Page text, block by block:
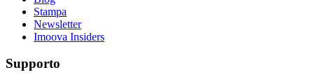
Stampa
Newsletter
Imoova Insiders
Supporto